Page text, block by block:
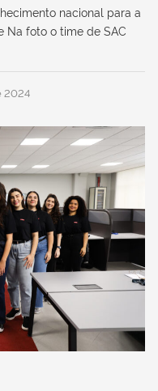
nacional para a
Na foto o time de SAC
2024